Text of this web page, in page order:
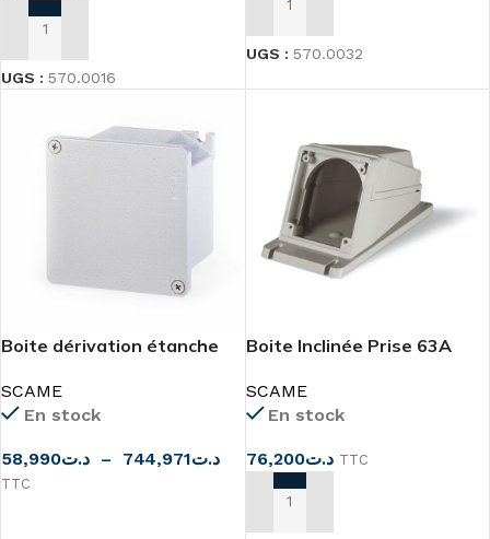
AJOUTER AU PANIER
UGS : 570.0016
AJOUTER AU PANIER
UGS : 570.0032
Boite dérivation étanche
SCAME
En stock
د.ت58,990 – د.ت744,971
TTC
Boite Inclinée Prise 63A
SCAME
En stock
د.ت76,200 TTC
AJOUTER AU PANIER